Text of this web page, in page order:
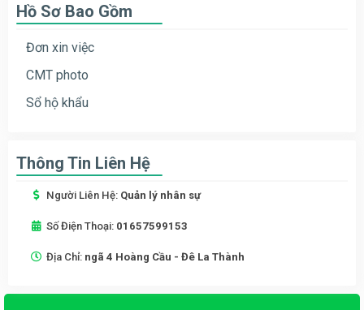
Hồ Sơ Bao Gồm
Đơn xin việc
CMT photo
Sổ hộ khẩu
Thông Tin Liên Hệ
Người Liên Hệ: Quản lý nhân sự
Số Điện Thoại: 01657599153
Địa Chỉ: ngã 4 Hoàng Cầu - Đê La Thành